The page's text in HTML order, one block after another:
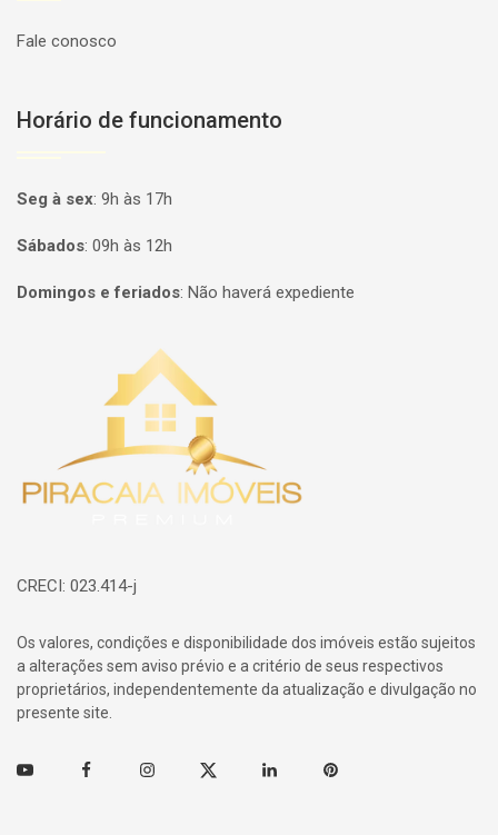
Fale conosco
Horário de funcionamento
Seg à sex: 9h às 17h
Sábados: 09h às 12h
Domingos e feriados: Não haverá expediente
Página inicial
CRECI: 023.414-j
Os valores, condições e disponibilidade dos imóveis estão sujeitos
a alterações sem aviso prévio e a critério de seus respectivos
proprietários, independentemente da atualização e divulgação no
presente site.
Youtube FacebookInstagramTwitter Linkedin Pinterest